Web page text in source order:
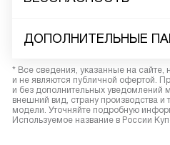
ДОПОЛНИТЕЛЬНЫЕ
* Все сведения, указанные на
и не являются публичной офертой.
и без дополнительных уведомлений
внешний вид, страну производства и
модели. Уточняйте подробную
Используемое название в России